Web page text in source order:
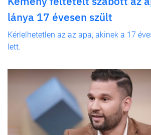
lánya 17 évesen szült
Kérlelhetetlen az az apa, akinek a 17
lett.